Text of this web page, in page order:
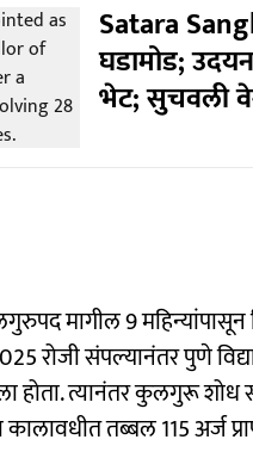
Satara
घडामोड;
भेट; सुचवली
मागील 9
रोजी संपल्यानंतर पुणे
होता. त्यानंतर कुलगुरू
तब्बल 115 अर्ज